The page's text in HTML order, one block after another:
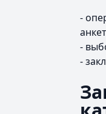
-
-
-